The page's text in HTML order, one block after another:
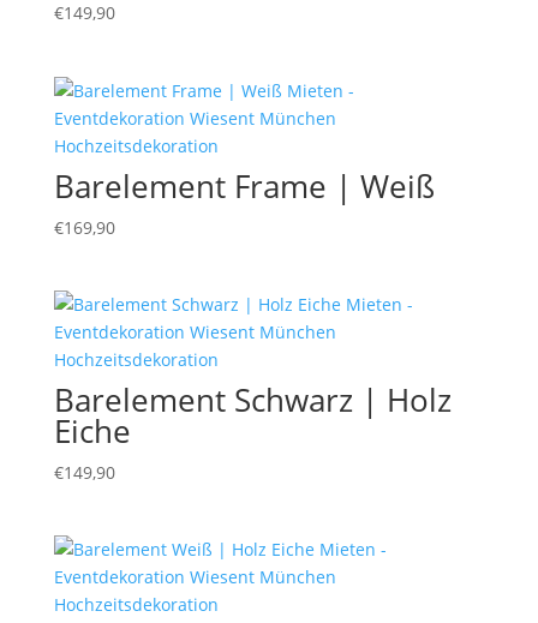
€149,90
Barelement Frame | Weiß
€169,90
Barelement Schwarz | Holz
Eiche
€149,90